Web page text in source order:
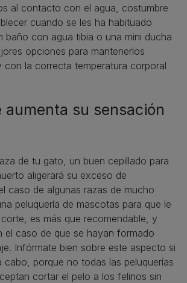
al contacto con el agua, costumbre
cuando se les ha habituado
baño con agua tibia o una mini ducha
opciones para mantenerlos
la correcta temperatura corporal
aumenta su sensación
de tu gato, un buen cepillado para
aligerará su exceso de
caso de algunas razas de mucho
peluquería de mascotas para que le
es más que recomendable, y
el caso de que se hayan formado
Infórmate bien sobre este aspecto si
cabo, porque no todas las peluquerías
cortar el pelo a los felinos sin